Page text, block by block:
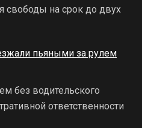
свободы на срок до двух
без водительского
ответственности